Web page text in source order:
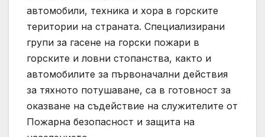
автомобили, техника и хора в горските
територии на страната. Специализирани
групи за гасене на горски пожари в
горските и ловни стопанства, както и
автомобилите за първоначални действия
за тяхното потушаване, са в готовност за
оказване на съдействие на служителите от
Пожарна безопасност и защита на